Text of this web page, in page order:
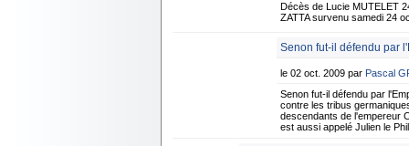
Décès de Lucie MUTELET
ZATTA survenu samedi 24
Senon fut-il défendu par
le 02 oct. 2009 par Pascal
Senon fut-il défendu par
contre les tribus
descendants de l'empereur
est aussi appelé Julien le